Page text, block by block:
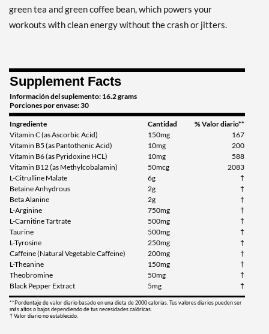
green tea and green coffee bean, which powers your
workouts with clean energy without the crash or jitters.
Supplement Facts
Información del suplemento: 16.2 grams
Porciones por envase: 30
Ingrediente Cantidad
% Valor diario**
Vitamin C (as Ascorbic Acid)
150mg
167
Vitamin B5 (as Pantothenic Acid)
10mg
200
Vitamin B6 (as Pyridoxine HCL)
10mg
588
Vitamin B12 (as Methylcobalamin)
50mcg
2083
L-Citrulline Malate
6g
†
Betaine Anhydrous
2g
†
Beta Alanine
2g
†
L-Arginine
750mg
†
L-Carnitine Tartrate
500mg
†
Taurine
500mg
†
L-Tyrosine
250mg
†
Caffeine (Natural Vegetable Caffeine)
200mg
†
L-Theanine
150mg
†
Theobromine
50mg
†
Black Pepper Extract
5mg †
**Pordentaje de valor diario basado en una dieta de 2000 calorias. Tus valores diarios pueden ser
más altos o bajos dependiendo de tus necesidades calóricas.
† Valor diario no establecido.